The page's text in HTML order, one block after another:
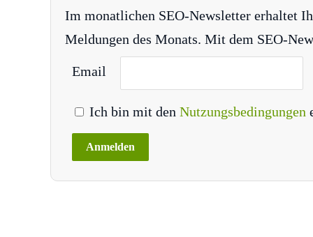
Im monatlichen SEO-Newsletter erhaltet
Meldungen des Monats. Mit dem SEO-
Email
Ich bin mit den Nutzungsbedingungen